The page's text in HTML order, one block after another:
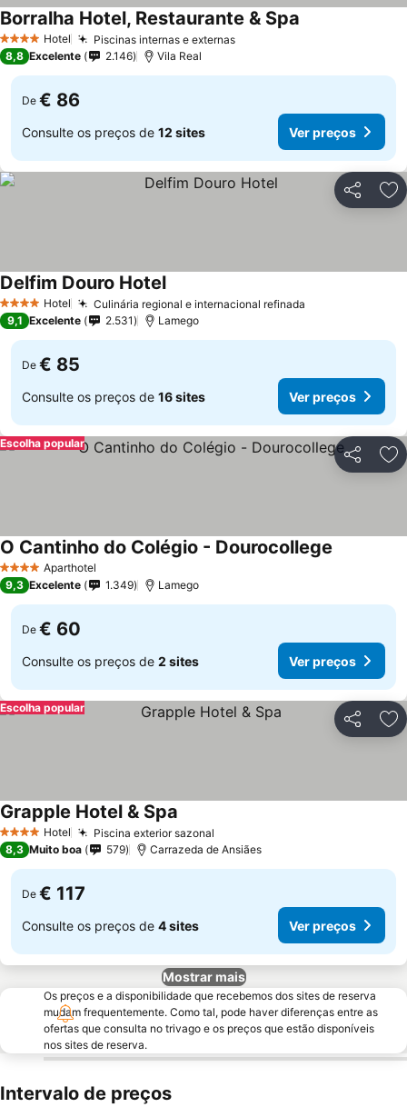
4 EstrelasHotel Piscinas internas e externas
Borralha Hotel, Restaurante & Spa
8,8 Excelente 2.146 Vila Real
De € 86
Consulte os preços de 12 sites Ver preços
Partilhar
4 EstrelasHotel Culinária regional e internacional refinada
Delfim Douro Hotel
9,1 Excelente 2.531 Lamego
De € 85
Consulte os preços de 16 sites Ver preços
Partilhar
Escolha popular
4 EstrelasAparthotel
O Cantinho do Colégio - Dourocollege
9,3 Excelente 1.349 Lamego
De € 60
Consulte os preços de 2 sites Ver preços
Partilhar
Escolha popular
4 EstrelasHotel Piscina exterior sazonal
Grapple Hotel & Spa
8,3 Muito boa 579 Carrazeda de Ansiães
De € 117
Consulte os preços de 4 sites Ver preços
Mostrar mais
Os preços e a disponibilidade que recebemos dos sites de reserva
mudam frequentemente. Como tal, pode haver diferenças entre as
ofertas que consulta no trivago e os preços que estão disponíveis
nos sites de reserva.
Intervalo de preços